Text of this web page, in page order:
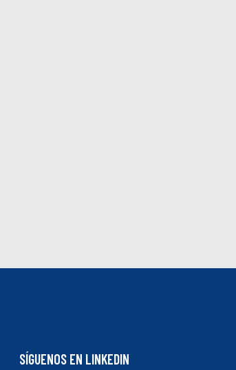
SÍGUENOS EN LINKEDIN